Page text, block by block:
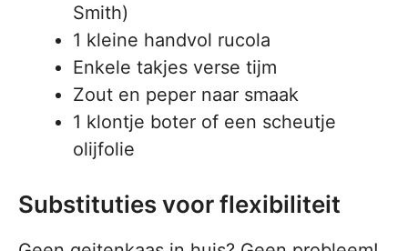
Smith)
1 kleine handvol rucola
Enkele takjes verse tijm
Zout en peper naar smaak
1 klontje boter of een scheutje
olijfolie
Substituties voor flexibiliteit